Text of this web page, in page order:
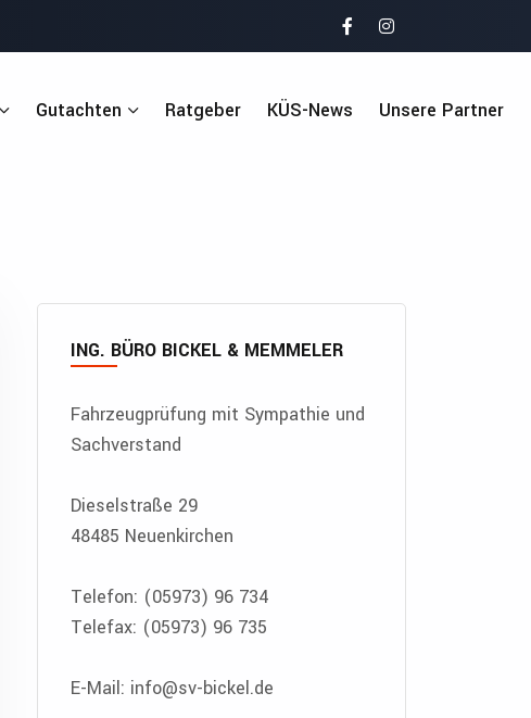
Gutachten Ratgeber KÜS-News Unsere Partner
ING. BÜRO BICKEL & MEMMELER
Fahrzeugprüfung mit Sympathie und
Sachverstand
Dieselstraße 29
48485 Neuenkirchen
Telefon: (05973) 96 734
Telefax: (05973) 96 735
E-Mail: info@sv-bickel.de